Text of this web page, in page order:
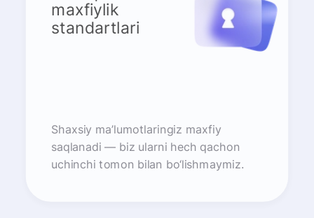
maxfiylik
standartlari
Shaxsiy ma’lumotlaringiz maxfiy
saqlanadi — biz ularni hech qachon
uchinchi tomon bilan bo‘lishmaymiz.